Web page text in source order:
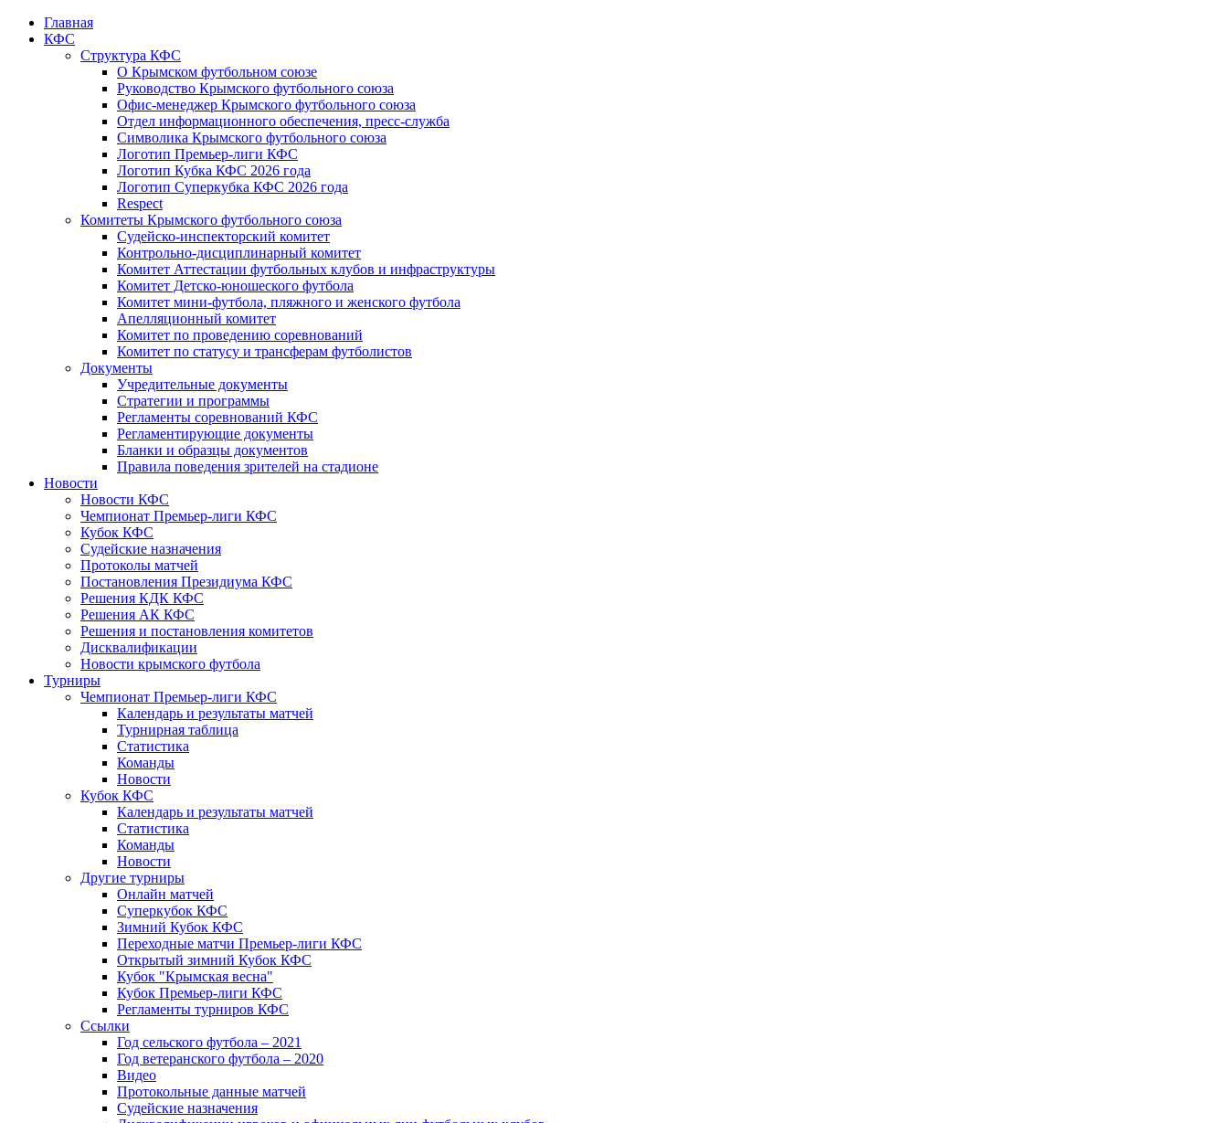
Главная
КФС
Структура КФС
О Крымском футбольном союзе
Руководство Крымского футбольного союза
Офис-менеджер Крымского футбольного союза
Отдел информационного обеспечения, пресс-служба
Символика Крымского футбольного союза
Логотип Премьер-лиги КФС
Логотип Кубка КФС 2026 года
Логотип Суперкубка КФС 2026 года
Respect
Комитеты Крымского футбольного союза
Судейско-инспекторский комитет
Контрольно-дисциплинарный комитет
Комитет Аттестации футбольных клубов и инфраструктуры
Комитет Детско-юношеского футбола
Комитет мини-футбола, пляжного и женского футбола
Апелляционный комитет
Комитет по проведению соревнований
Комитет по статусу и трансферам футболистов
Документы
Учредительные документы
Стратегии и программы
Регламенты соревнований КФС
Регламентирующие документы
Бланки и образцы документов
Правила поведения зрителей на стадионе
Новости
Новости КФС
Чемпионат Премьер-лиги КФС
Кубок КФС
Судейские назначения
Протоколы матчей
Постановления Президиума КФС
Решения КДК КФС
Решения АК КФС
Решения и постановления комитетов
Дисквалификации
Новости крымского футбола
Турниры
Чемпионат Премьер-лиги КФС
Календарь и результаты матчей
Турнирная таблица
Статистика
Команды
Новости
Кубок КФС
Календарь и результаты матчей
Статистика
Команды
Новости
Другие турниры
Онлайн матчей
Суперкубок КФС
Зимний Кубок КФС
Переходные матчи Премьер-лиги КФС
Открытый зимний Кубок КФС
Кубок "Крымская весна"
Кубок Премьер-лиги КФС
Регламенты турниров КФС
Ссылки
Год сельского футбола – 2021
Год ветеранского футбола – 2020
Видео
Протокольные данные матчей
Судейские назначения